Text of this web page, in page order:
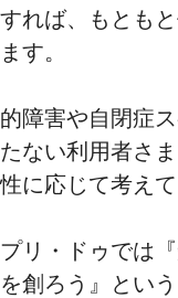
れば、もとも
す。
障害や自閉症
ない利用者さ
に応じて考え
リ・ドゥでは
創ろう』とい